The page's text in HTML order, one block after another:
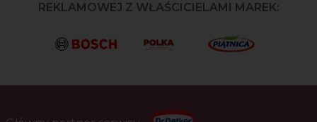
REKLAMOWEJ Z WŁAŚCICIELAMI MAREK: